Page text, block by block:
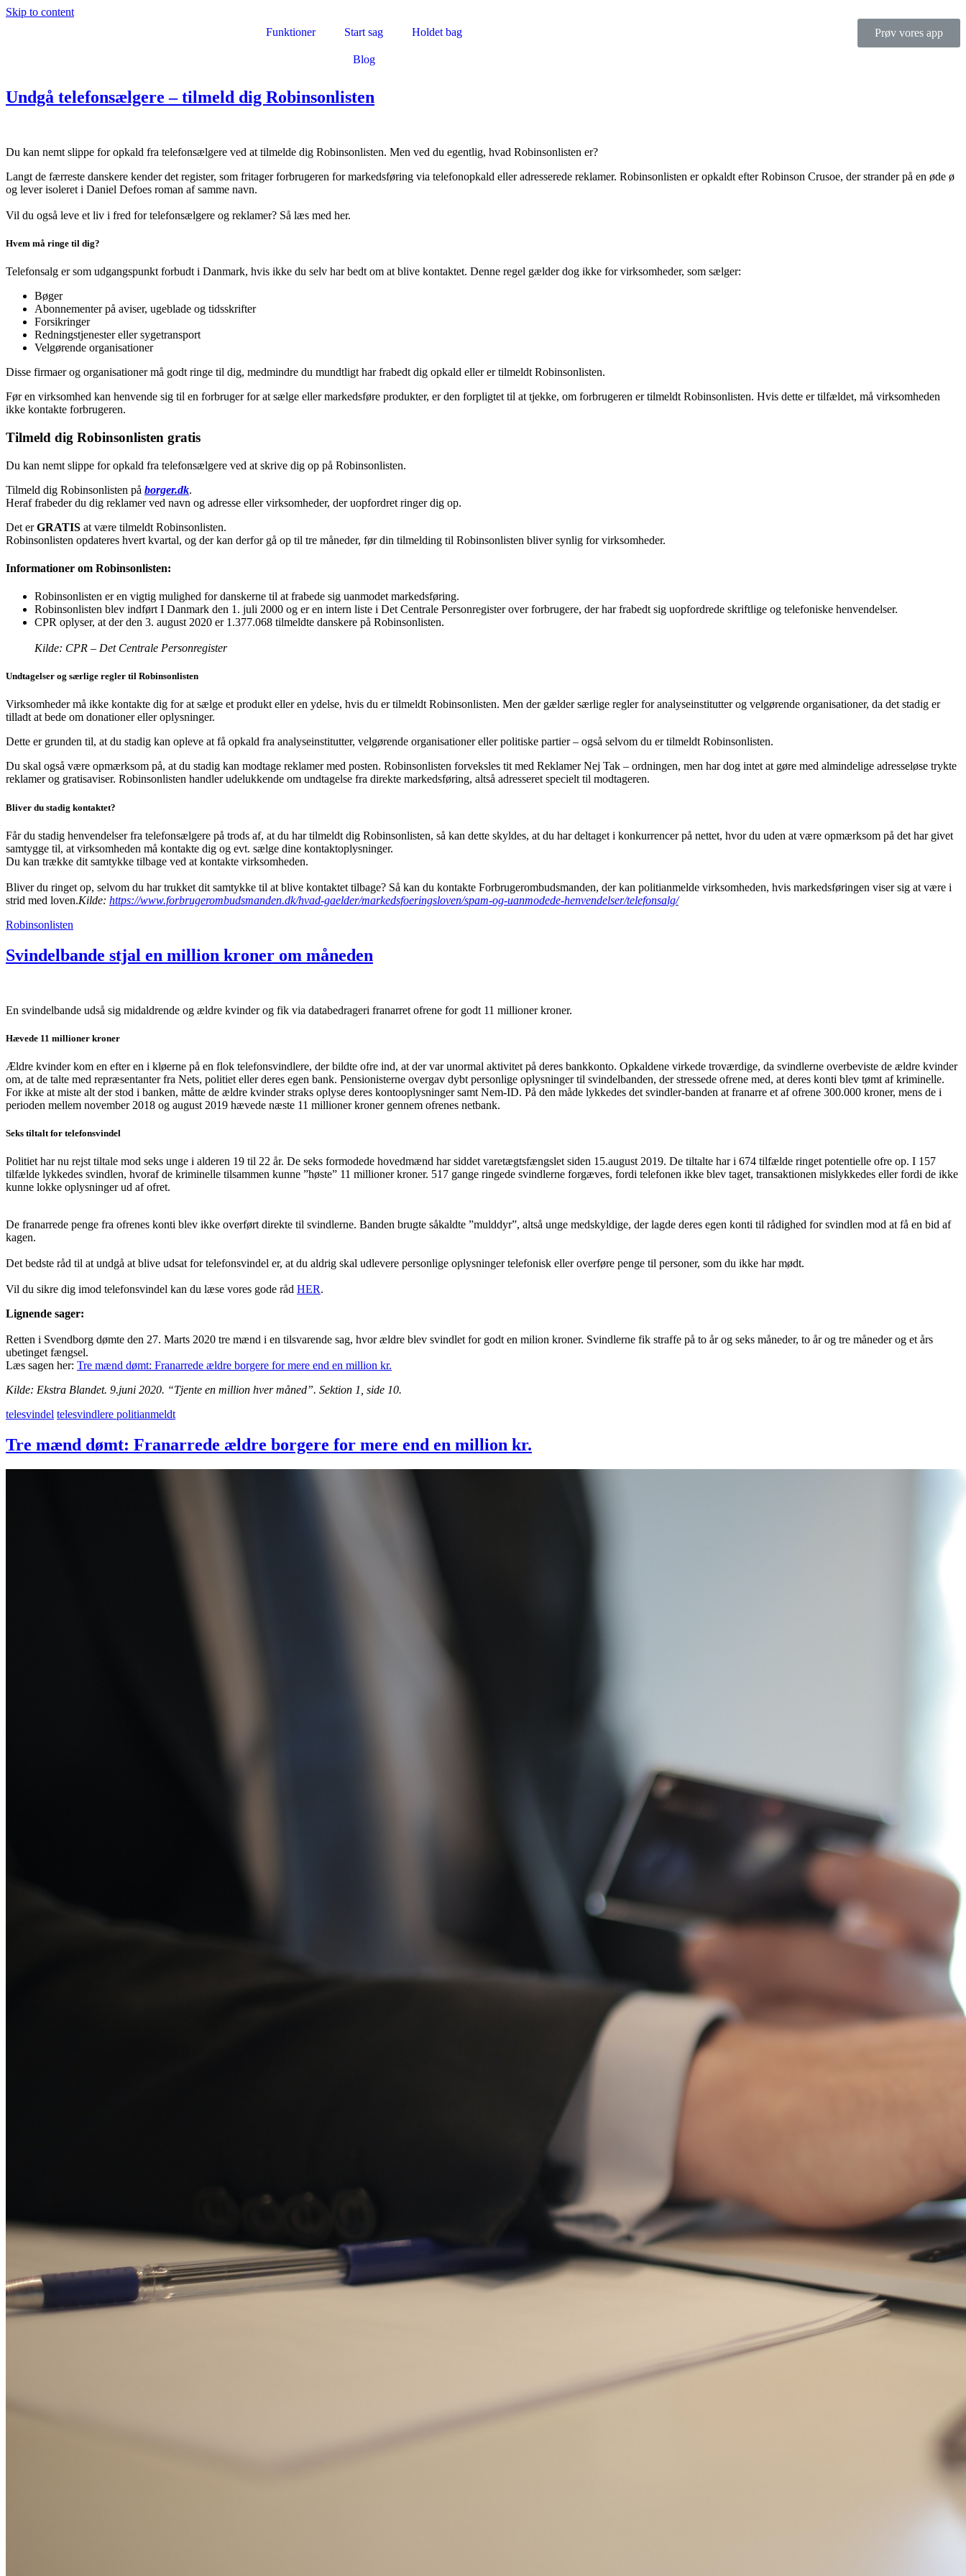
Skip to content
Funktioner
Start sag Holdet bag
Blog
Prøv vores app
Undgå telefonsælgere – tilmeld dig Robinsonlisten
Du kan nemt slippe for opkald fra telefonsælgere ved at tilmelde dig Robinsonlisten. Men ved du egentlig, hvad Robinsonlisten er?
Langt de færreste danskere kender det register, som fritager forbrugeren for markedsføring via telefonopkald eller adresserede reklamer. Robinsonlisten er opkaldt efter Robinson Crusoe, der strander på en øde ø
og lever isoleret i Daniel Defoes roman af samme navn.
Vil du også leve et liv i fred for telefonsælgere og reklamer? Så læs med her.
Hvem må ringe til dig?
Telefonsalg er som udgangspunkt forbudt i Danmark, hvis ikke du selv har bedt om at blive kontaktet. Denne regel gælder dog ikke for virksomheder, som sælger:
Bøger
Abonnementer på aviser, ugeblade og tidsskrifter
Forsikringer
Redningstjenester eller sygetransport
Velgørende organisationer
Disse firmaer og organisationer må godt ringe til dig, medmindre du mundtligt har frabedt dig opkald eller er tilmeldt Robinsonlisten.
Før en virksomhed kan henvende sig til en forbruger for at sælge eller markedsføre produkter, er den forpligtet til at tjekke, om forbrugeren er tilmeldt Robinsonlisten. Hvis dette er tilfældet, må virksomheden
ikke kontakte forbrugeren.
Tilmeld dig Robinsonlisten gratis
Du kan nemt slippe for opkald fra telefonsælgere ved at skrive dig op på Robinsonlisten.
Tilmeld dig Robinsonlisten på borger.dk.
Heraf frabeder du dig reklamer ved navn og adresse eller virksomheder, der uopfordret ringer dig op.
Det erGRATIS at være tilmeldt Robinsonlisten.
Robinsonlisten opdateres hvert kvartal, og der kan derfor gå op til tre måneder, før din tilmelding til Robinsonlisten bliver synlig for virksomheder.
Informationer om Robinsonlisten:
Robinsonlisten er en vigtig mulighed for danskerne til at frabede sig uanmodet markedsføring.
Robinsonlisten blev indført I Danmark den 1. juli 2000 og er en intern liste i Det Centrale Personregister over forbrugere, der har frabedt sig uopfordrede skriftlige og telefoniske henvendelser.
CPR oplyser, at der den 3. august 2020 er 1.377.068 tilmeldte danskere på Robinsonlisten.
Kilde: CPR – Det Centrale Personregister
Undtagelser og særlige regler til Robinsonlisten
Virksomheder må ikke kontakte dig for at sælge et produkt eller en ydelse, hvis du er tilmeldt Robinsonlisten. Men der gælder særlige regler for analyseinstitutter og velgørende organisationer, da det stadig er
tilladt at bede om donationer eller oplysninger.
Dette er grunden til, at du stadig kan opleve at få opkald fra analyseinstitutter, velgørende organisationer eller politiske partier – også selvom du er tilmeldt Robinsonlisten.
Du skal også være opmærksom på, at du stadig kan modtage reklamer med posten. Robinsonlisten forveksles tit med Reklamer Nej Tak – ordningen, men har dog intet at gøre med almindelige adresseløse trykte
reklamer og gratisaviser. Robinsonlisten handler udelukkende om undtagelse fra direkte markedsføring, altså adresseret specielt til modtageren.
Bliver du stadig kontaktet?
Får du stadig henvendelser fra telefonsælgere på trods af, at du har tilmeldt dig Robinsonlisten, så kan dette skyldes, at du har deltaget i konkurrencer på nettet, hvor du uden at være opmærksom på det har givet
samtygge til, at virksomheden må kontakte dig og evt. sælge dine kontaktoplysninger.
Du kan trække dit samtykke tilbage ved at kontakte virksomheden.
Bliver du ringet op, selvom du har trukket dit samtykke til at blive kontaktet tilbage? Så kan du kontakte Forbrugerombudsmanden, der kan politianmelde virksomheden, hvis markedsføringen viser sig at være i
strid med loven.Kilde: https://www.forbrugerombudsmanden.dk/hvad-gaelder/markedsfoeringsloven/spam-og-uanmodede-henvendelser/telefonsalg/
Robinsonlisten
Svindelbande stjal en million kroner om måneden
En svindelbande udså sig midaldrende og ældre kvinder og fik via databedrageri franarret ofrene for godt 11 millioner kroner.
Hævede 11 millioner kroner
Ældre kvinder kom en efter en i kløerne på en flok telefonsvindlere, der bildte ofre ind, at der var unormal aktivitet på deres bankkonto. Opkaldene virkede troværdige, da svindlerne overbeviste de ældre kvinder
om, at de talte med repræsentanter fra Nets, politiet eller deres egen bank. Pensionisterne overgav dybt personlige oplysninger til svindelbanden, der stressede ofrene med, at deres konti blev tømt af kriminelle.
For ikke at miste alt der stod i banken, måtte de ældre kvinder straks oplyse deres kontooplysninger samt Nem-ID. På den måde lykkedes det svindler-banden at franarre et af ofrene 300.000 kroner, mens de i
perioden mellem november 2018 og august 2019 hævede næste 11 millioner kroner gennem ofrenes netbank.
Seks tiltalt for telefonsvindel
Politiet har nu rejst tiltale mod seks unge i alderen 19 til 22 år. De seks formodede hovedmænd har siddet varetægtsfængslet siden 15.august 2019. De tiltalte har i 674 tilfælde ringet potentielle ofre op. I 157
tilfælde lykkedes svindlen, hvoraf de kriminelle tilsammen kunne ”høste” 11 millioner kroner. 517 gange ringede svindlerne forgæves, fordi telefonen ikke blev taget, transaktionen mislykkedes eller fordi de ikke
kunne lokke oplysninger ud af ofret.
De franarrede penge fra ofrenes konti blev ikke overført direkte til svindlerne. Banden brugte såkaldte ”mulddyr”, altså unge medskyldige, der lagde deres egen konti til rådighed for svindlen mod at få en bid af
kagen.
Det bedste råd til at undgå at blive udsat for telefonsvindel er, at du aldrig skal udlevere personlige oplysninger telefonisk eller overføre penge til personer, som du ikke har mødt.
Vil du sikre dig imod telefonsvindel kan du læse vores gode råd HER.
Lignende sager:
Retten i Svendborg dømte den 27. Marts 2020 tre mænd i en tilsvarende sag, hvor ældre blev svindlet for godt en milion kroner. Svindlerne fik straffe på to år og seks måneder, to år og tre måneder og et års
ubetinget fængsel.
Læs sagen her: Tre mænd dømt: Franarrede ældre borgere for mere end en million kr.
Kilde: Ekstra Blandet. 9.juni 2020. “Tjente en million hver måned”. Sektion 1, side 10.
telesvindel telesvindlere politianmeldt
Tre mænd dømt: Franarrede ældre borgere for mere end en million kr.